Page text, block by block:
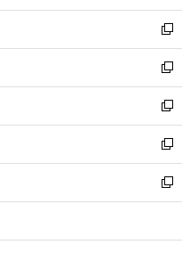
開
く
ウ
で
開
く
ン
ド
ウ
で
開
く
ウ
ィ
ン
ド
ウ
で
開
く
新
し
い
ウ
ィ
ン
ド
ウ
で
開
新
し
い
ウ
ィ
ン
ド
ウ
開
新
し
い
ウ
ィ
ン
ウ
新
し
い
ウ
ン
新
し
ウ